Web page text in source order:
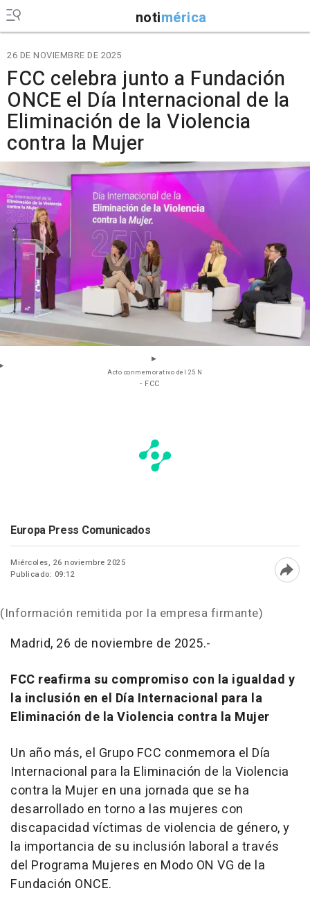
notimérica
26 DE NOVIEMBRE DE 2025
FCC celebra junto a Fundación
ONCE el Día Internacional de la
Eliminación de la Violencia
contra la Mujer
Acto conmemorativo del 25 N
- FCC
Europa Press Comunicados
Miércoles, 26 noviembre 2025
Publicado: 09:12
(Información remitida por la empresa firmante)
Madrid, 26 de noviembre de 2025.-
FCC reafirma su compromiso con la igualdad y
la inclusión en el Día Internacional para la
Eliminación de la Violencia contra la Mujer
Un año más, el Grupo FCC conmemora el Día
Internacional para la Eliminación de la Violencia
contra la Mujer en una jornada que se ha
desarrollado en torno a las mujeres con
discapacidad víctimas de violencia de género, y
la importancia de su inclusión laboral a través
del Programa Mujeres en Modo ON VG de la
Fundación ONCE.